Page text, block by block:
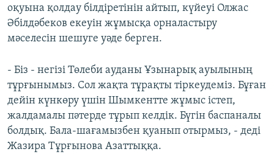
оқуына қолдау білдіретінін айтып, күйеуі Олжас
Әбілдәбеков екеуін жұмысқа орналастыру
мәселесін шешуге уәде берген.
- Біз - негізі Төлеби ауданы Ұзынарық ауылының
тұрғынымыз. Сол жақта тұрақты тіркеудеміз. Бұған
дейін күнкөру үшін Шымкентте жұмыс істеп,
жалдамалы пәтерде тұрып келдік. Бүгін баспаналы
болдық. Бала-шағамызбен қуанып отырмыз, - деді
Жазира Тұрғынова Азаттыққа.